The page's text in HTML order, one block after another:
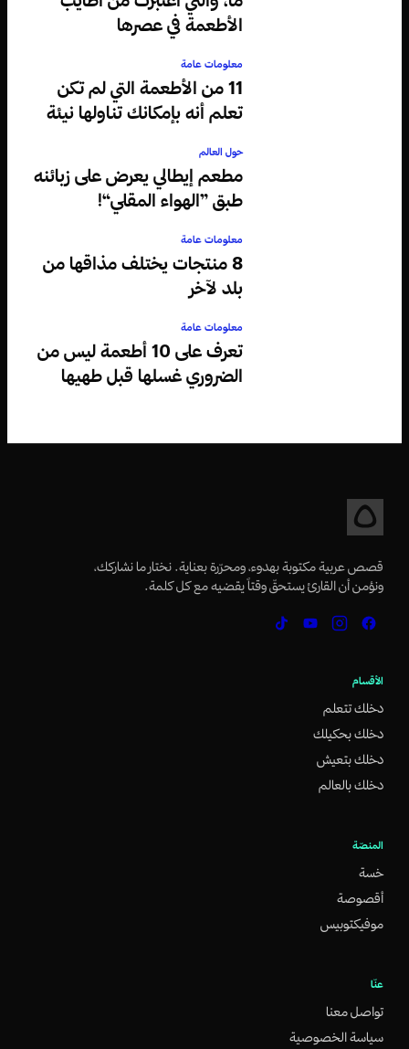
الأطعمة في عصرها
معلومات عامة
11 من الأطعمة التي لم تكن
تعلم أنه بإمكانك تناولها نيئة
حول العالم
مطعم إيطالي يعرض على زبائنه
طبق ”الهواء المقلي“!
معلومات عامة
8 منتجات يختلف مذاقها من
بلد لآخر
معلومات عامة
تعرف على 10 أطعمة ليس من
الضروري غسلها قبل طهيها
قصص عربية مكتوبة بهدوء، ومحرّرة بعناية. نختار ما نشاركك،
ونؤمن أن القارئ يستحقّ وقتاً يقضيه مع كل كلمة.
الأقسام
دخلك تتعلم
دخلك بحكيلك
دخلك بتعيش
دخلك بالعالم
المنصّة
خسة
أقصوصة
موفيكتوبيس
عنّا
تواصل معنا
سياسة الخصوصية